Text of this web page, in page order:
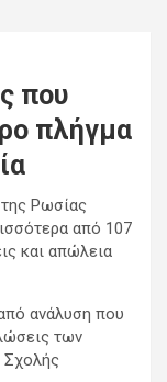
που
πλήγμα
Ρωσίας
από 107
και απώλεια
ανάλυση που
των
Σχολής